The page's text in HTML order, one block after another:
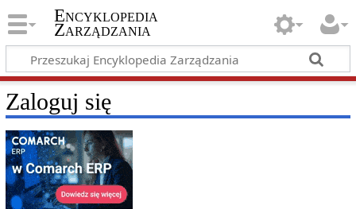
Encyklopedia
Zarządzania
Zaloguj się